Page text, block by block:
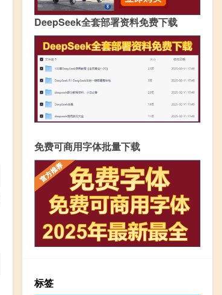
DeepSeek全套部署资料免费下载
免费可商用字体批量下载
标签